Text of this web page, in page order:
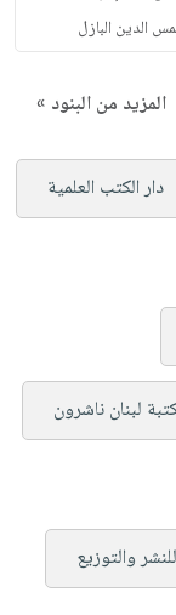
الدين البازل
المزيد من البنود »
دار الكتب العلمية
لبنان ناشرون
والتوزيع